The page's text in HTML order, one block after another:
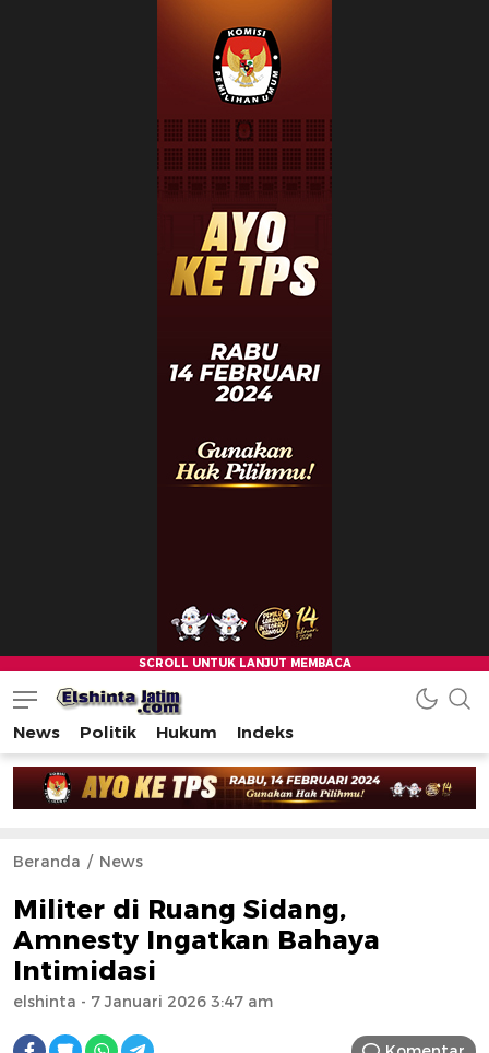
News Politik Hukum Indeks
Beranda News
Militer di Ruang Sidang,
Amnesty Ingatkan Bahaya
Intimidasi
elshinta - 7 Januari 2026 3:47 am